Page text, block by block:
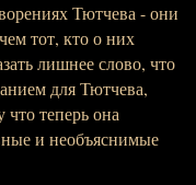
Тютчева - они
тот, кто о них
лишнее слово, что
для Тютчева,
теперь она
и необъяснимые